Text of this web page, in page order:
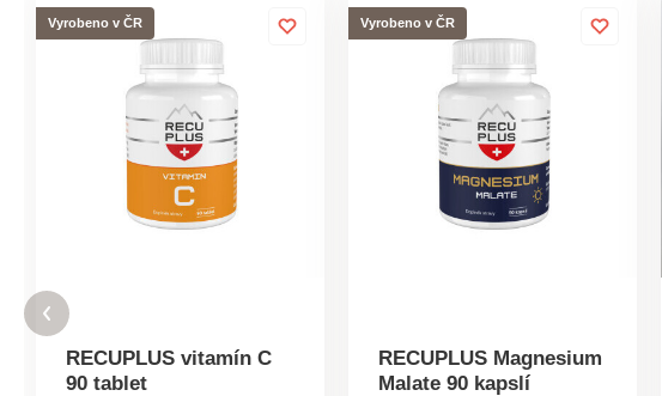
Vyrobeno v ČR
RECUPLUS vitamín C
90 tablet
Vyrobeno v ČR
RECUPLUS Magnesium
Malate 90 kapslí